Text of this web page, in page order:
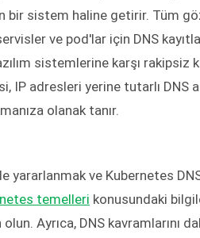
bir sistem haline getirir. Tüm
ve pod'lar için DNS
sistemlerine karşı rakipsiz
IP adresleri yerine tutarlı DNS
olanak tanır.
yararlanmak ve Kubernetes
temelleri konusundaki
Ayrıca, DNS kavramlarını